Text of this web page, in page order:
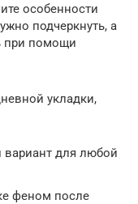
особенности
подчеркнуть, а
при помощи
укладки,
для любой
феном после